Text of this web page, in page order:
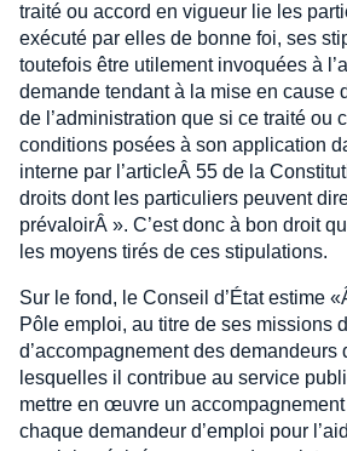
traité ou accord en vigueur lie les
exécuté par elles de bonne foi, ses
toutefois être utilement invoquées à
demande tendant à la mise en cause
de l’administration que si ce traité ou
conditions posées à son application
interne par l’articleÂ 55 de la
droits dont les particuliers peuvent
prévaloirÂ ». C’est donc à bon droit
les moyens tirés de ces stipulations.
Sur le fond, le Conseil d’État estime
Pôle emploi, au titre de ses missions
d’accompagnement des demandeurs
lesquelles il contribue au service
mettre en œuvre un
chaque demandeur d’emploi pour